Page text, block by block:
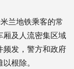
兰地铁乘客的常
厢及人流密集区域
频发，警方和政府
根除。